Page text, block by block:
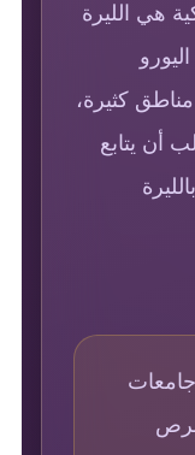
هي الليرة
مناطق كثيرة،
أن يتابع